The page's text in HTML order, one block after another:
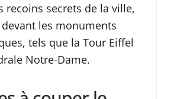
recoins secrets de la ville,
les monuments
tels que la Tour Eiffel
Notre-Dame.